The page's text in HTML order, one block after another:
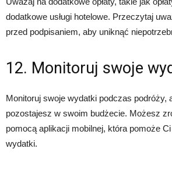
dodatkowe usługi hotelowe. Przeczytaj
przed podpisaniem, aby uniknąć
12. Monitoruj swoje
Monitoruj swoje wydatki podczas podróży,
pozostajesz w swoim budżecie. Możesz
pomocą aplikacji mobilnej, która pomoże
wydatki.